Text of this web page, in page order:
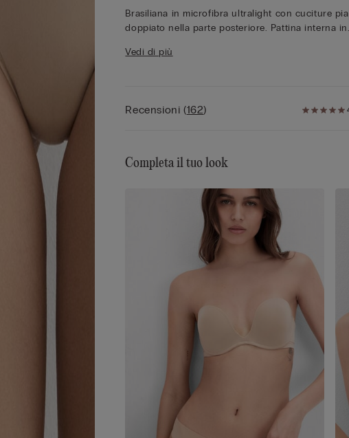
Brasiliana in microfibra ultralight con cuciture
doppiato nella parte posteriore. Pattina interna in
La modella è alta 175 cm e indossa la taglia 2 / S.
mano molto morbida e ultrafine, è avvolgente e
per ogni donna, tutti i giorni per ogni occasione.
Vedi di più
Recensioni (162)
Completa il tuo look